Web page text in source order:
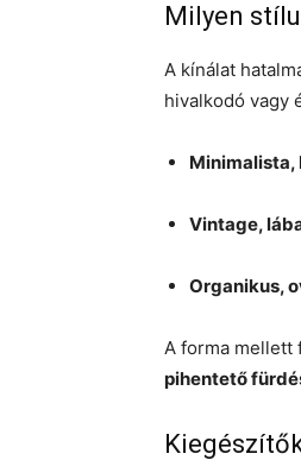
Milyen
A kínálat
hivalkodó vagy
Vintage,
Organikus,
A forma mellett
pihentető